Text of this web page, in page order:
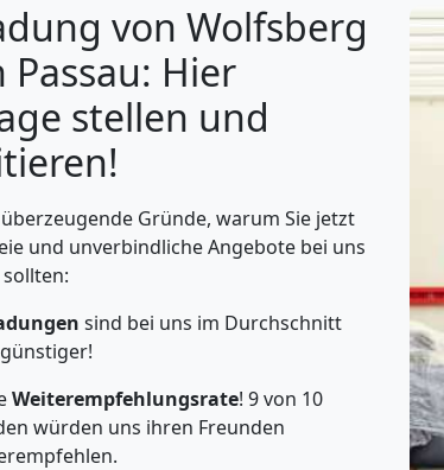
von Wolfsberg
Passau: Hier
stellen und
Gründe, warum Sie jetzt
und unverbindliche Angebote bei uns
sind bei uns im Durchschnitt
Weiterempfehlungsrate! 9 von 10
würden uns ihren Freunden